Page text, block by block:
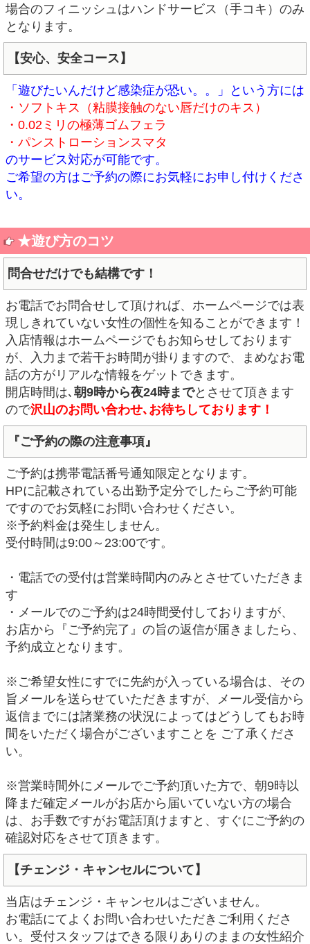
場合のフィニッシュはハンドサービス（手コキ）のみ
となります。
【安心、安全コース】
「遊びたいんだけど感染症が恐い。。」という方には
・ソフトキス（粘膜接触のない唇だけのキス）
・0.02ミリの極薄ゴムフェラ
・パンストローションスマタ
のサービス対応が可能です。
ご希望の方はご予約の際にお気軽にお申し付けくださ
い。
★遊び方のコツ
問合せだけでも結構です！
お電話でお問合せして頂ければ、ホームページでは表
現しきれていない女性の個性を知ることができます！
入店情報はホームページでもお知らせしております
が、入力まで若干お時間が掛りますので、まめなお電
話の方がリアルな情報をゲットできます。
開店時間は､ 朝9時から夜24時までとさせて頂きます
ので沢山のお問い合わせ､お待ちしております！
『ご予約の際の注意事項』
ご予約は携帯電話番号通知限定となります。
HPに記載されている出勤予定分でしたらご予約可能
ですのでお気軽にお問い合わせください。
※予約料金は発生しません。
受付時間は9:00～23:00です。
・電話での受付は営業時間内のみとさせていただきま
す
・メールでのご予約は24時間受付しておりますが、
お店から『ご予約完了』の旨の返信が届きましたら、
予約成立となります。
※ご希望女性にすでに先約が入っている場合は、その
旨メールを送らせていただきますが、メール受信から
返信までには諸業務の状況によってはどうしてもお時
間をいただく場合がございますことを ご了承くださ
い。
※営業時間外にメールでご予約頂いた方で、朝9時以
降まだ確定メールがお店から届いていない方の場合
は、お手数ですがお電話頂けますと、すぐにご予約の
確認対応をさせて頂きます。
【チェンジ・キャンセルについて】
当店はチェンジ・キャンセルはございません。
お電話にてよくお問い合わせいただきご利用くださ
い。受付スタッフはできる限りありのままの女性紹介